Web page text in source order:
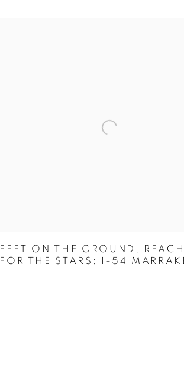
FEET ON THE GROUND,
FOR THE STARS: 1-54